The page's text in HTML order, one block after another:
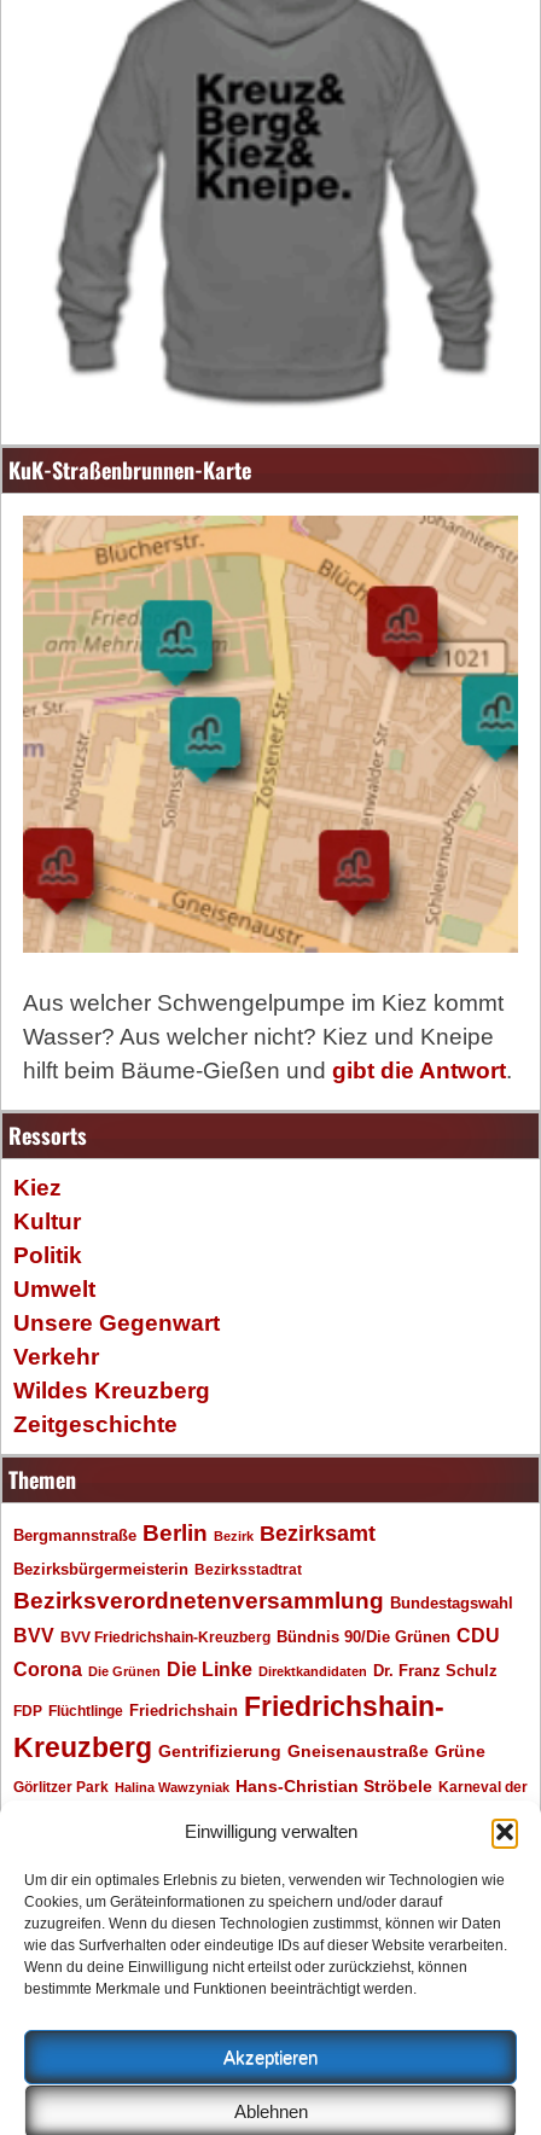
Einwilligung verwalten
Um dir ein optimales Erlebnis zu bieten, verwenden wir Technologien wie
Cookies, um Geräteinformationen zu speichern und/oder darauf
zuzugreifen. Wenn du diesen Technologien zustimmst, können wir Daten
wie das Surfverhalten oder eindeutige IDs auf dieser Website verarbeiten.
Wenn du deine Einwilligung nicht erteilst oder zurückziehst, können
bestimmte Merkmale und Funktionen beeinträchtigt werden.
Akzeptieren
Ablehnen
KuK-Straßenbrunnen-Karte
Aus welcher Schwengelpumpe im Kiez kommt
Wasser? Aus welcher nicht? Kiez und Kneipe
hilft beim Bäume-Gießen und gibt die Antwort.
Ressorts
Kiez
Kultur
Politik
Umwelt
Unsere Gegenwart
Verkehr
Wildes Kreuzberg
Zeitgeschichte
Themen
Bergmannstraße Berlin Bezirk Bezirksamt
Bezirksbürgermeisterin Bezirksstadtrat
Bezirksverordnetenversammlung Bundestagswahl
BVV BVV Friedrichshain-Kreuzberg Bündnis 90/Die Grünen CDU
Corona Die Grünen Die Linke Direktkandidaten Dr. Franz Schulz
FDP Flüchtlinge Friedrichshain Friedrichshain-
Kreuzberg Gentrifizierung Gneisenaustraße Grüne
Görlitzer Park Halina Wawzyniak Hans-Christian Ströbele Karneval der
Klaus Wowereit
Neukölln Oliver Nöll Oranienplatz Piraten Piratenpartei Polizeimeldungen
Redaktionsgespräch Senat SPD
Archiv
Archiv
Impressum
Datenschutzerklärung